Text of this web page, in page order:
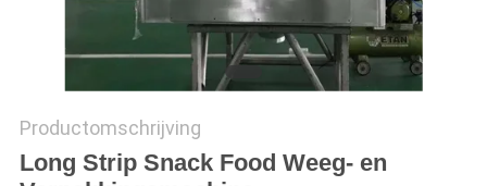
Productomschrijving
Long Strip Snack Food Weeg- en